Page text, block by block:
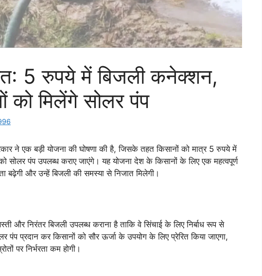
5 रुपये में बिजली कनेक्शन,
को मिलेंगे सोलर पंप
ने एक बड़ी योजना की घोषणा की है, जिसके तहत किसानों को मात्र 5 रुपये में
पंप उपलब्ध कराए जाएंगे। यह योजना देश के किसानों के लिए एक महत्वपूर्ण
बढ़ेगी और उन्हें बिजली की समस्या से निजात मिलेगी।
और निरंतर बिजली उपलब्ध कराना है ताकि वे सिंचाई के लिए निर्बाध रूप से
प्रदान कर किसानों को सौर ऊर्जा के उपयोग के लिए प्रेरित किया जाएगा,
पर निर्भरता कम होगी।